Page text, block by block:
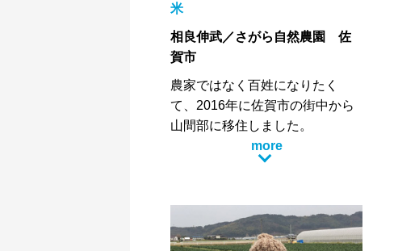
米
相良伸武／さがら自然農園 佐
賀市
農家ではなく百姓になりたく
て、2016年に佐賀市の街中から
山間部に移住しました。
地域のおじちゃん、おばちゃん
達の知恵にたくさんの事を学び
ず、自然の循環と生き物達の力
を借りて、美味しい作物を届け
たいと思います。
more